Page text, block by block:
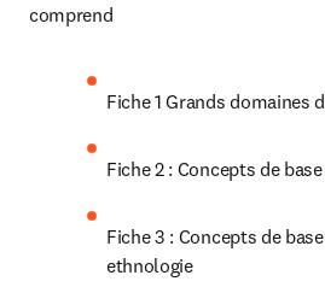
comprend
Fiche 1 Grands domaines
Fiche 2 : Concepts de
Fiche 3 : Concepts de
ethnologie